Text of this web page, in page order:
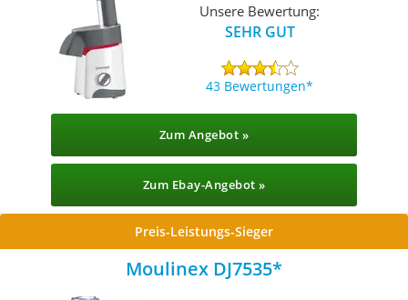
Unsere Bewertung:
SEHR GUT
43 Bewertungen
Zum Angebot »
Zum Ebay-Angebot »
Preis-Leistungs-Sieger
Moulinex DJ7535